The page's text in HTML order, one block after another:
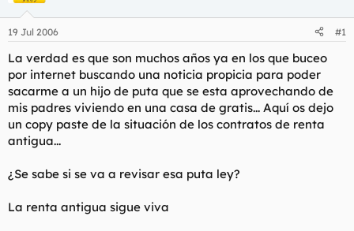
a
d
o
d
e
l
t
e
m
a
e
i
c
i
o
19 Jul 2006 #1
La verdad es que son muchos años ya en los que buceo
por internet buscando una noticia propicia para poder
sacarme a un hijo de puta que se esta aprovechando de
mis padres viviendo en una casa de gratis... Aquí os dejo
un copy paste de la situación de los contratos de renta
antigua...
¿Se sabe si se va a revisar esa puta ley?
La renta antigua sigue viva